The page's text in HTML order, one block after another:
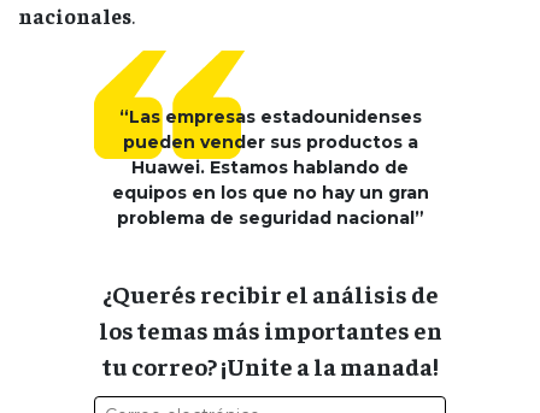
nacionales.
“Las empresas estadounidenses
pueden vender sus productos a
Huawei. Estamos hablando de
equipos en los que no hay un gran
problema de seguridad nacional”
¿Querés recibir el análisis de
los temas más importantes en
tu correo? ¡Unite a la manada!